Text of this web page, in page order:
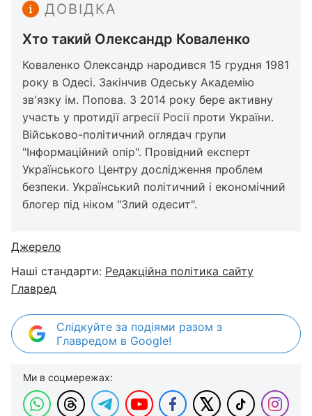
ДОВІДКА
Хто такий Олександр Коваленко
Коваленко Олександр народився 15 грудня 1981
року в Одесі. Закінчив Одеську Академію
зв'язку ім. Попова. З 2014 року бере активну
участь у протидії агресії Росії проти України.
Військово-політичний оглядач групи
"Інформаційний опір". Провідний експерт
Українського Центру дослідження проблем
безпеки. Український політичний і економічний
блогер під ніком "Злий одесит".
Джерело
Наші стандарти: Редакційна політика сайту
Главред
Слідкуйте за подіями разом з
Главредом в Google!
Ми в соцмережах: